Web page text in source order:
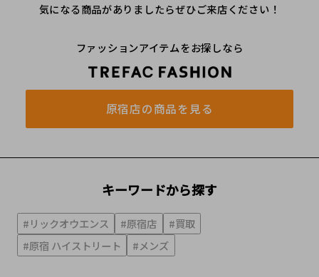
気になる商品がありましたらぜひご来店ください！
ファッションアイテムをお探しなら
原宿店の商品を見る
キーワードから探す
#リックオウエンス #原宿店
#買取
#原宿 ハイストリート
#メンズ